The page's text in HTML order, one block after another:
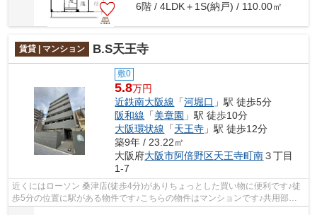
6階 / 4LDK＋1S(納戸) / 110.00㎡
賃貸 | マンション B.S天王寺
敷0
5.8万円
近鉄南大阪線 「河堀口 」駅 徒歩5分
阪和線 「美章園 」駅 徒歩10分
大阪環状線 「天王寺 」駅 徒歩12分
築9年 / 23.22㎡
大阪府大阪市阿倍野区天王寺町南３丁目
1-7
近くにはローソン 桑津店(徒歩4分)がありちょっとした買い物に便利です♪徒
歩5分の位置に駅がある物件です♪こちらの物件はマンションです♪共用部に